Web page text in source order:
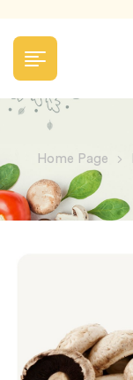
Home Page